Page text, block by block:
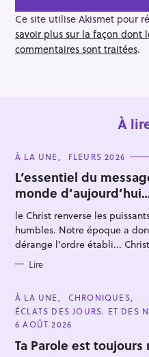
o
n
Ce site utilise Akismet pour
savoir plus sur la façon dont
commentaires sont traitées.
À
C
T
E
G
O
R
I
E
S
À LA UNE FLEURS 2026
L’essentiel du
monde
le Christ renverse les
humbles. Notre époque a
dérange l'ordre établi...
Lire
C
A
T
E
O
R
À LA UNE
CHRONIQUES
ÉCLATS DES JOURS. ET DES
6 AOÛT 2026
Ta Parole est toujours